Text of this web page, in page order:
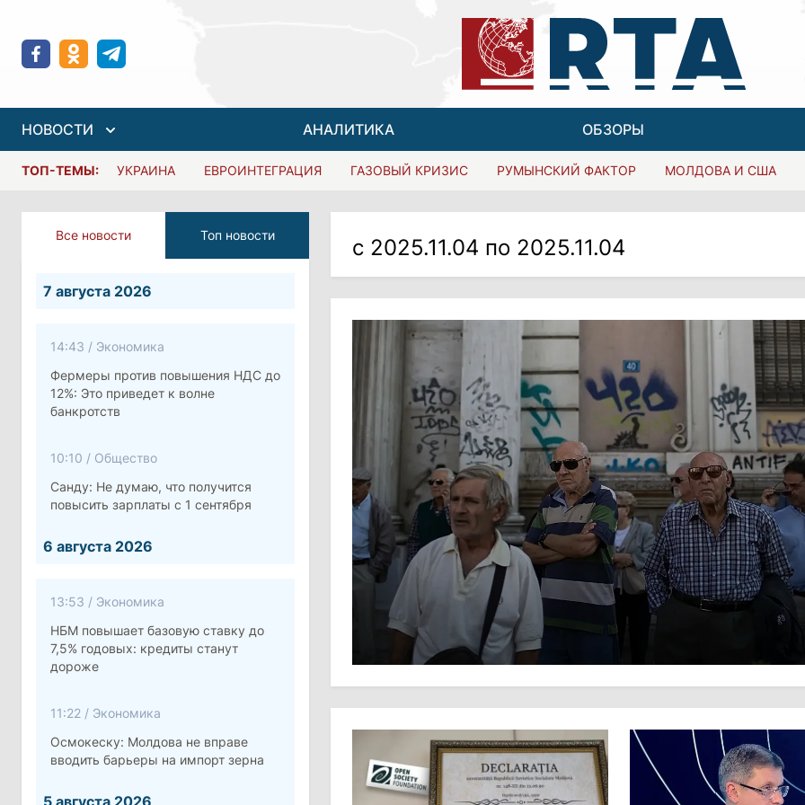
НОВОСТИ АНАЛИТИКА ОБЗОРЫ
ТОП-ТЕМЫ: УКРАИНА ЕВРОИНТЕГРАЦИЯ ГАЗОВЫЙ КРИЗИС РУМЫНСКИЙ ФАКТОР МОЛДОВА И США
Все новости Топ новости
7 августа 2026
14:43 / Экономика
Фермеры против повышения НДС до
12%: Это приведет к волне
банкротств
10:10 / Общество
Санду: Не думаю, что получится
повысить зарплаты с 1 сентября
6 августа 2026
13:53 / Экономика
НБМ повышает базовую ставку до
7,5% годовых: кредиты станут
дороже
11:22 / Экономика
Осмокеску: Молдова не вправе
вводить барьеры на импорт зерна
5 августа 2026
с 2025.11.04 по 2025.11.04